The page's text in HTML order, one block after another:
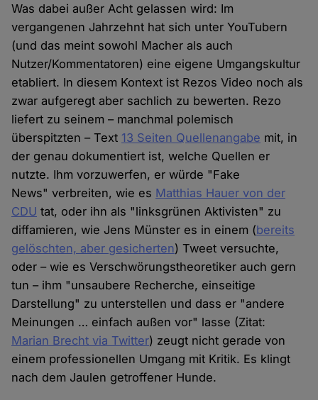
Was dabei außer Acht gelassen wird: Im
vergangenen Jahrzehnt hat sich unter YouTubern
(und das meint sowohl Macher als auch
Nutzer/Kommentatoren) eine eigene Umgangskultur
etabliert. In diesem Kontext ist Rezos Video noch als
zwar aufgeregt aber sachlich zu bewerten. Rezo
liefert zu seinem – manchmal polemisch
überspitzten – Text 13 Seiten Quellenangabe mit, in
der genau dokumentiert ist, welche Quellen er
nutzte. Ihm vorzuwerfen, er würde "Fake
News" verbreiten, wie es Matthias Hauer von der
CDU tat, oder ihn als "linksgrünen Aktivisten" zu
diffamieren, wie Jens Münster es in einem (bereits
gelöschten, aber gesicherten) Tweet versuchte,
oder – wie es Verschwörungstheoretiker auch gern
tun – ihm "unsaubere Recherche, einseitige
Darstellung" zu unterstellen und dass er "andere
Meinungen … einfach außen vor" lasse (Zitat:
Marian Brecht via Twitter) zeugt nicht gerade von
einem professionellen Umgang mit Kritik. Es klingt
nach dem Jaulen getroffener Hunde.